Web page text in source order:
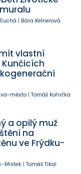
| Bára Kelnerová
vlastní
Kunčicích
město| Tomáš Kořistka
a opilý muž
na
ve Frýdku-
Místek| Tomáš Tikal